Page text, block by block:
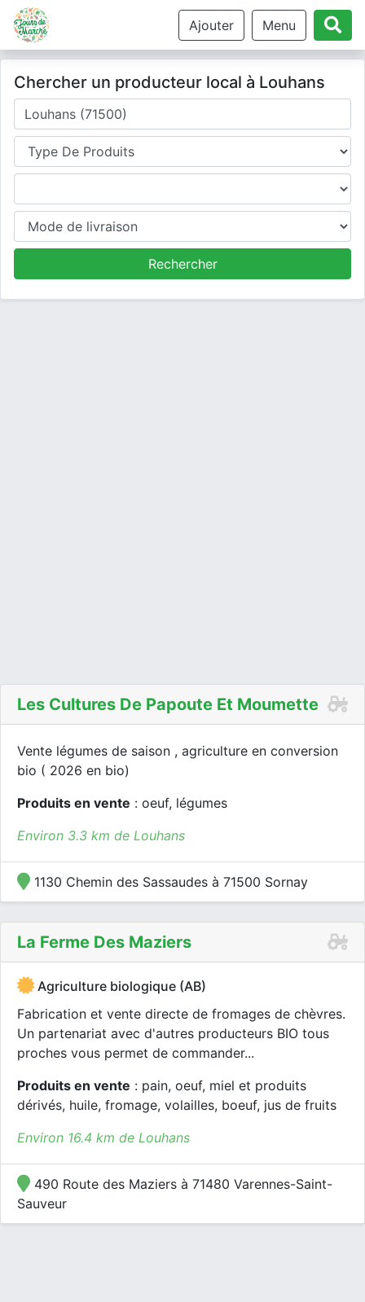
Ajouter Menu
Chercher un producteur local à Louhans
Où cherchez-vous un producteur ?
Type de produits
Produits
Mode de livraison
Rechercher
Les Cultures De Papoute Et Moumette
Vente légumes de saison , agriculture en conversion
bio ( 2026 en bio)
Produits en vente : oeuf, légumes
Environ 3.3 km de Louhans
1130 Chemin des Sassaudes à 71500 Sornay
La Ferme Des Maziers
Agriculture biologique (AB)
Fabrication et vente directe de fromages de chèvres.
Un partenariat avec d'autres producteurs BIO tous
proches vous permet de commander...
Produits en vente : pain, oeuf, miel et produits
dérivés, huile, fromage, volailles, boeuf, jus de fruits
Environ 16.4 km de Louhans
490 Route des Maziers à 71480 Varennes-Saint-
Sauveur